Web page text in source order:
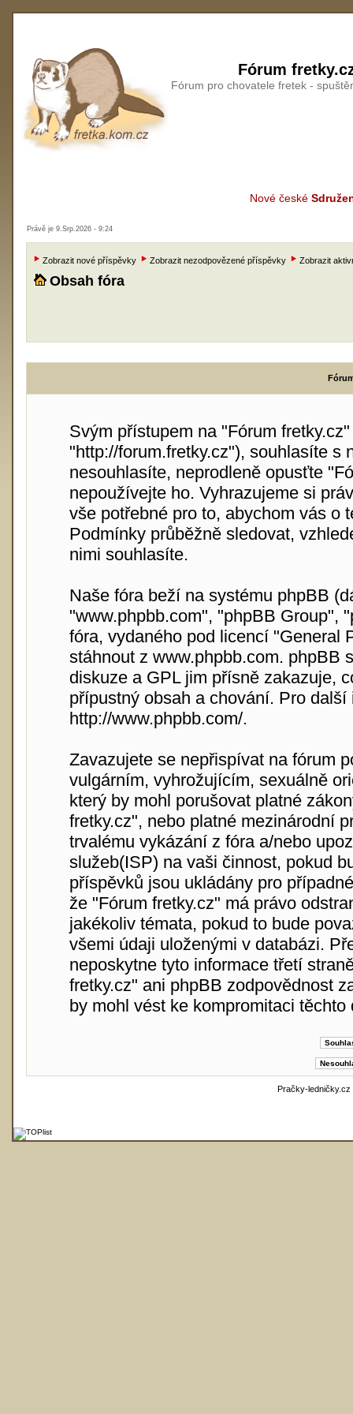
Fórum
Fórum pro chovatele fretek -
Nové české
Právě je 9.Srp.2026 - 9:24
Zobrazit nové příspěvky Zobrazit nezodpovězené příspěvky Zobrazit
Obsah fóra
Svým přístupem na "Fórum
"http://forum.fretky.cz"), souhlasíte s
nesouhlasíte, neprodleně opusťte
nepoužívejte ho. Vyhrazujeme si
vše potřebné pro to, abychom vás o
Podmínky průběžně sledovat,
nimi souhlasíte.
Naše fóra beží na systému phpBB
"www.phpbb.com", "phpBB Group",
fóra, vydaného pod licencí "General
stáhnout z www.phpbb.com. phpBB
diskuze a GPL jim přísně zakazuje,
přípustný obsah a chování. Pro
http://www.phpbb.com/.
Zavazujete se nepřispívat na fórum
vulgárním, vyhrožujícím, sexuálně
který by mohl porušovat platné
fretky.cz", nebo platné mezinárodní
trvalému vykázání z fóra a/nebo
služeb(ISP) na vaši činnost, pokud
příspěvků jsou ukládány pro
že "Fórum fretky.cz" má právo
jakékoliv témata, pokud to bude
všemi údaji uloženými v databázi.
neposkytne tyto informace třetí
fretky.cz" ani phpBB zodpovědnost
by mohl vést ke kompromitaci těchto
Pračky-ledničky.cz